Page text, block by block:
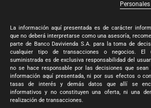
Personales
La información aquí presentada es de carácter
que no deberá interpretarse como una asesoría,
parte de Banco Davivienda S.A. para la toma de
cualquier tipo de transacciones o negocios. El
suministrada es de exclusiva responsabilidad del
no se hace responsable por las decisiones que
información aquí presentada, ni por sus efectos o
tasas de interés y demás datos que allí se
informativos y no constituyen una oferta, ni una
realización de transacciones.